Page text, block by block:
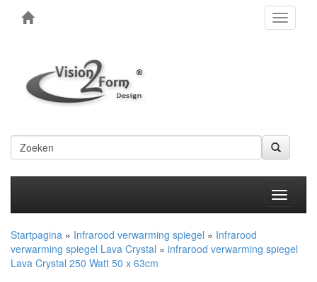
Toggle
Startpagina » Infrarood verwarming spiegel » Infrarood
verwarming spiegel Lava Crystal » infrarood verwarming spiegel
Lava Crystal 250 Watt 50 x 63cm